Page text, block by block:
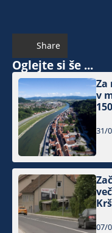
Share
Oglejte si še ...
Za
v
31/
07/